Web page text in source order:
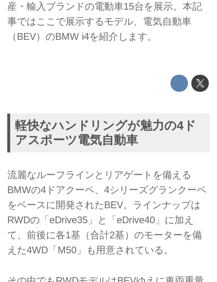
産・輸入ブランドの電動車15台を展示。本記
事ではここで展示するモデル、電気自動車
（BEV）のBMW i4を紹介します。
軽快なハンドリングが魅力の4ド
アスポーツ電気自動車
流麗なルーフラインとリアゲートを備える
BMWの4ドアクーペ、4シリーズグランクーペ
をベースに開発されたBEV。ラインナップは
RWDの「eDrive35」と「eDrive40」に加え
て、前後に各1基（合計2基）のモーターを備
えた4WD「M50」も用意されている。